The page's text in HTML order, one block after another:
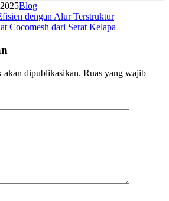
Blog
dengan Alur Terstruktur
Cocomesh dari Serat Kelapa
akan dipublikasikan. Ruas yang wajib